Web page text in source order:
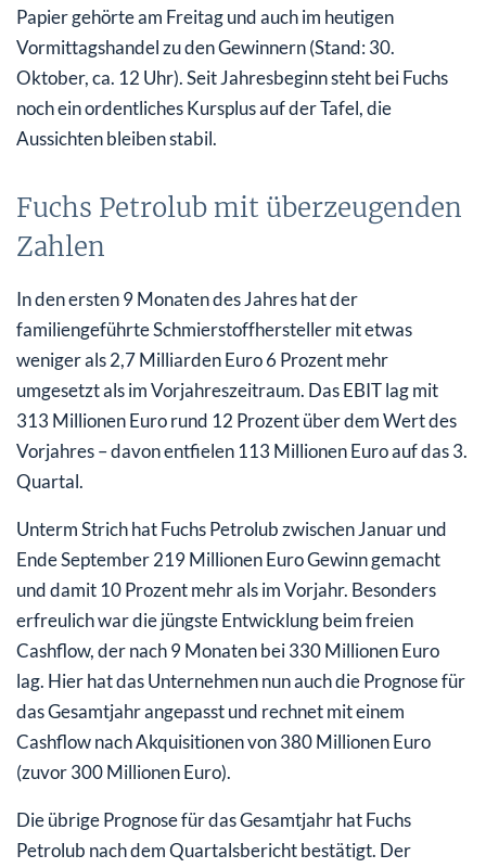
Papier gehörte am Freitag und auch im heutigen
Vormittagshandel zu den Gewinnern (Stand: 30.
Oktober, ca. 12 Uhr). Seit Jahresbeginn steht bei Fuchs
noch ein ordentliches Kursplus auf der Tafel, die
Aussichten bleiben stabil.
Fuchs Petrolub mit überzeugenden
Zahlen
In den ersten 9 Monaten des Jahres hat der
familiengeführte Schmierstoffhersteller mit etwas
weniger als 2,7 Milliarden Euro 6 Prozent mehr
umgesetzt als im Vorjahreszeitraum. Das EBIT lag mit
313 Millionen Euro rund 12 Prozent über dem Wert des
Vorjahres – davon entfielen 113 Millionen Euro auf das 3.
Quartal.
Unterm Strich hat Fuchs Petrolub zwischen Januar und
Ende September 219 Millionen Euro Gewinn gemacht
und damit 10 Prozent mehr als im Vorjahr. Besonders
erfreulich war die jüngste Entwicklung beim freien
Cashflow, der nach 9 Monaten bei 330 Millionen Euro
lag. Hier hat das Unternehmen nun auch die Prognose für
das Gesamtjahr angepasst und rechnet mit einem
Cashflow nach Akquisitionen von 380 Millionen Euro
(zuvor 300 Millionen Euro).
Die übrige Prognose für das Gesamtjahr hat Fuchs
Petrolub nach dem Quartalsbericht bestätigt. Der